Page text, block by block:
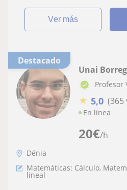
ver más
Destacado
20€/h
Unai
Profesor
★ 5,0 (365
En línea
Dénia
Matemáticas: Cálculo,
lineal